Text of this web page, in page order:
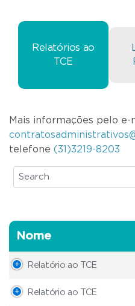
Relatórios ao
TCE
Mais informações pelo e-
telefone (31)3219-8203
Nome
Relatório ao TCE
Relatório ao TCE